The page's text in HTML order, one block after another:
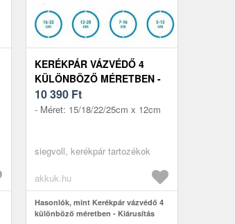
KERÉKPÁR VÁZVÉDŐ 4
KÜLÖNBÖZŐ MÉRETBEN -
KIÁRUSÍTÁS
10 390 Ft
- Méret: 15/18/22/25cm x 12cm
siegvoll, kerékpár tartozékok
akkuk.hu
Hasonlók, mint Kerékpár vázvédő 4
különböző méretben - Kiárusítás